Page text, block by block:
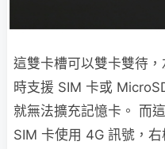
這雙卡槽可以雙卡雙待
時支援 SIM 卡或
就無法擴充記憶卡。 而
SIM 卡使用 4G 訊號，